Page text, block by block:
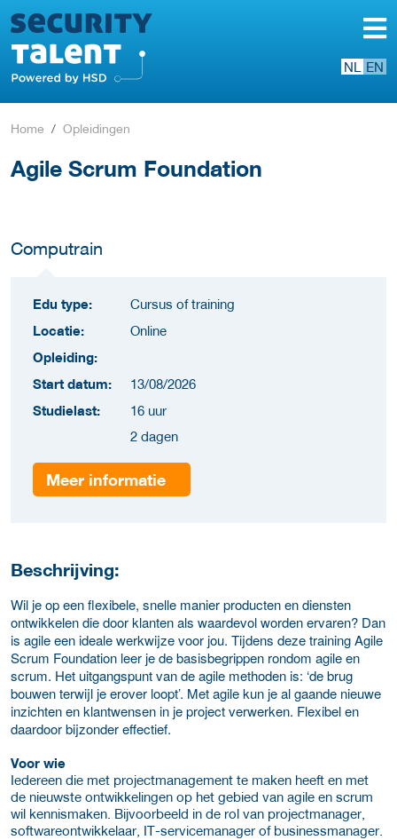
NL EN
Home Opleidingen
Agile Scrum Foundation
Computrain
Edu type:
Cursus of training
Locatie:
Online
Opleiding:
Start datum:
13/08/2026
Studielast:
16 uur
2 dagen
Meer informatie
Beschrijving:
Wil je op een flexibele, snelle manier producten en diensten
ontwikkelen die door klanten als waardevol worden ervaren? Dan
is agile een ideale werkwijze voor jou. Tijdens deze training Agile
Scrum Foundation leer je de basisbegrippen rondom agile en
scrum. Het uitgangspunt van de agile methoden is: ‘de brug
bouwen terwijl je erover loopt’. Met agile kun je al gaande nieuwe
inzichten en klantwensen in je project verwerken. Flexibel en
daardoor bijzonder effectief.
Voor wie
Iedereen die met projectmanagement te maken heeft en met
de nieuwste ontwikkelingen op het gebied van agile en scrum
wil kennismaken. Bijvoorbeeld in de rol van projectmanager,
softwareontwikkelaar, IT-servicemanager of businessmanager.